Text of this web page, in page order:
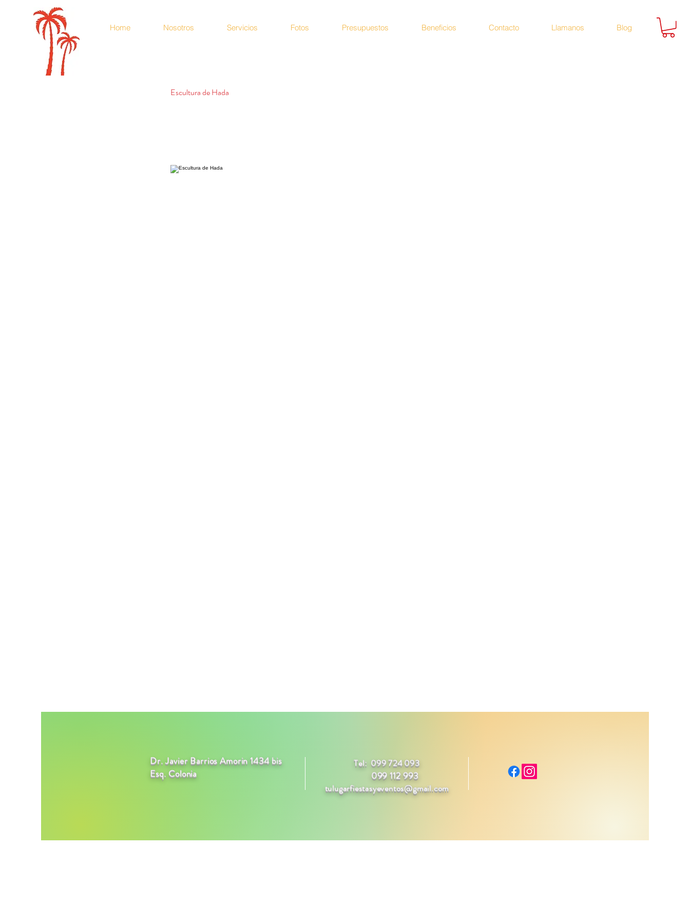
Home Nosotros Servicios Fotos Presupuestos Beneficios Contacto Llamanos Blog
Escultura de Hada
Dr. Javier Barrios Amorin 1434 bis
Esq. Colonia
Tel: 099 724 093
099 112 993
tulugarfiestasyeventos@gmail.com